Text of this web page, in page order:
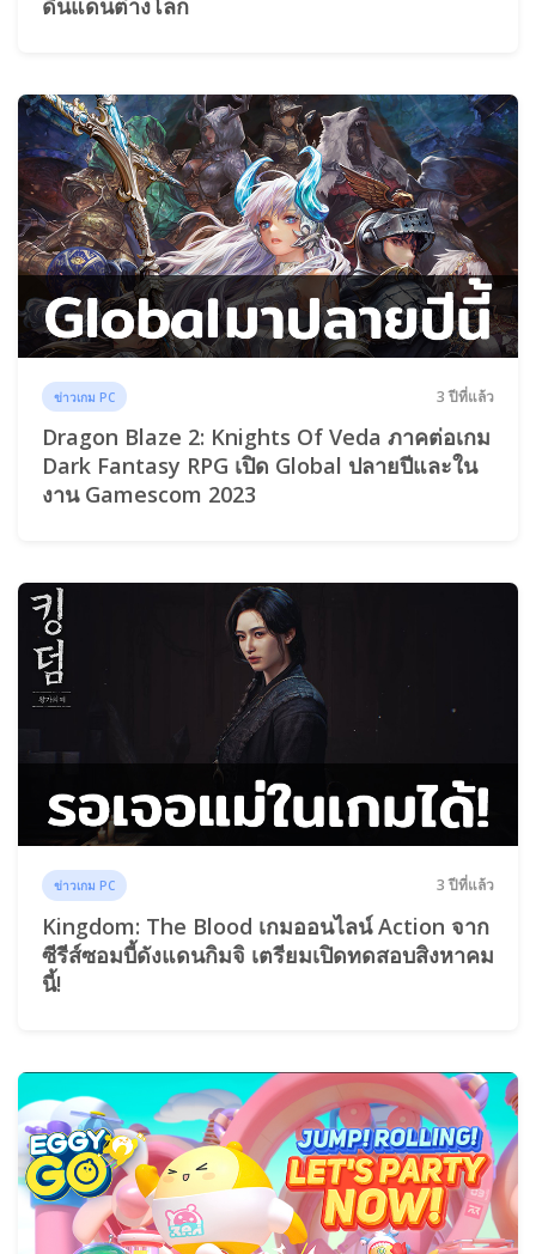
ข่าวเกม PC 3 ปีที่แล้ว
Dragon Blaze 2: Knights Of Veda ภาคต่อเกม
Dark Fantasy RPG เปิด Global ปลายปีและใน
งาน Gamescom 2023
ข่าวเกม PC 3 ปีที่แล้ว
Kingdom: The Blood เกมออนไลน์ Action จาก
ซีรีส์ซอมบี้ดังแดนกิมจิ เตรียมเปิดทดสอบสิงหาคม
นี้!